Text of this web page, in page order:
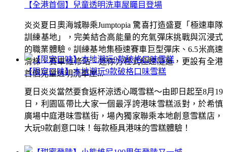
【全港首個】兒童透明洗車屋矚目登場
炎炎夏日奧海城聯乘Jumptopia 驚喜打造盛夏「極速車隊
訓練基地」，完美結合高能量的充氣彈床挑戰與沉浸式
的職業體驗。訓練基地集極速賽車巨型彈床、6.5米高速
滑梯、賽車維修站、迷你方程式極速隧道，更設有全港
首個兒童透明洗車屋...
【限定口味】本地潮玩9款破格口味雪糕
夏日炎炎當然要食返杯涼透心嘅雪糕～由即日起至8月19
日，利園區帶比大家一個最浮誇港味雪糕派對，於希慎
廣場中庭港味雪糕街，場內獨家聯乘本地創意雪糕店，
大玩9款創意口味！每款極具港味的雪糕體驗！